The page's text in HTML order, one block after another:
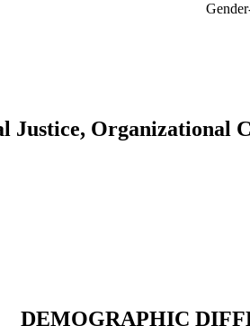
Justice, Organizational
DEMOGRAPHIC